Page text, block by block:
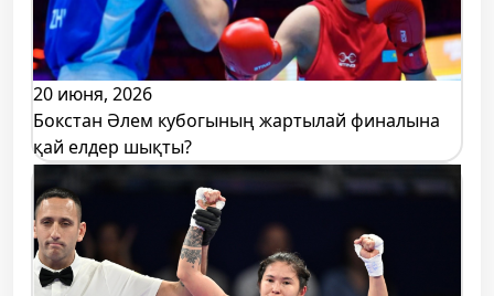
20 июня, 2026
Бокстан Әлем кубогының жартылай финалына
қай елдер шықты?